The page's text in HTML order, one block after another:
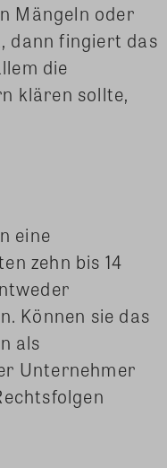
Mängeln oder
dann fingiert das
die
klären sollte,
eine
zehn bis 14
Können sie das
als
Unternehmer